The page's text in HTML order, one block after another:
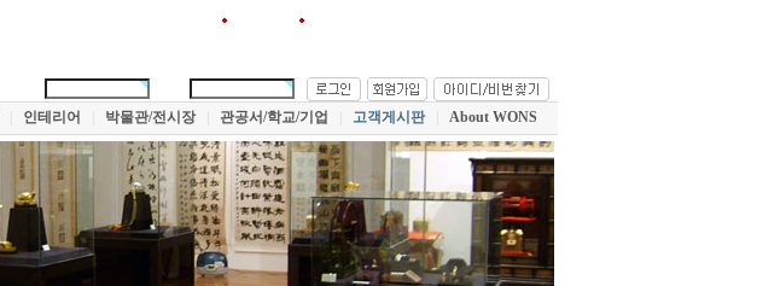
인테리어 박물관/전시장 관공서/학교/기업 고객게시판 About WONS